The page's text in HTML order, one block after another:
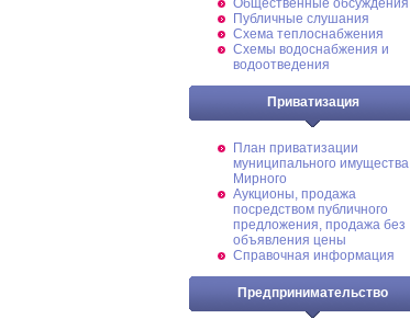
Общественные обсуждения
Публичные слушания
Схема теплоснабжения
Схемы водоснабжения и
водоотведения
Приватизация
План приватизации
муниципального имущества
Мирного
Аукционы, продажа
посредством публичного
предложения, продажа без
объявления цены
Справочная информация
Предпринимательство